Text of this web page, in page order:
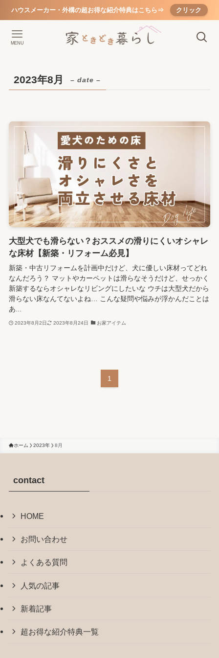
ハウスメーカー・外構の超お得な紹介特典はこちら⇒ クリック
MENU
2023年8月 – date –
大型犬でも滑らない？おススメの滑りにくいオシャレ
な床材【新築・リフォーム必見】
新築・中古リフォームを計画中だけど、犬に優しい床材ってどれ
なんだろう？ マットやカーペットは滑らなそうだけど、せっかく
新築するならオシャレなリビングにしたいな ウチは大型犬だから
滑らない床なんてないよね… こんな疑問や悩みが浮かんだことは
あ...
2023年8月2日 2023年8月24日 お家アイテム
1
ホーム 2023年 8月
contact
HOME
お問い合わせ
よくある質問
人気の記事
新着記事
超お得な紹介特典一覧